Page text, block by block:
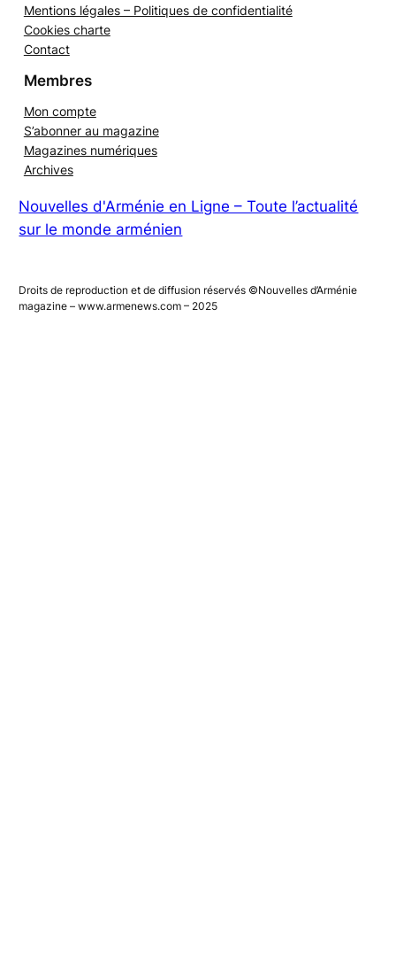
La rédaction
Mentions légales – Politiques de confidentialité
Cookies charte
Mon compte
S’abonner au magazine
Magazines numériques
Nouvelles d'Arménie en Ligne – Toute l’actualité
Droits de reproduction et de diffusion réservés ©Nouvelles d’Arménie